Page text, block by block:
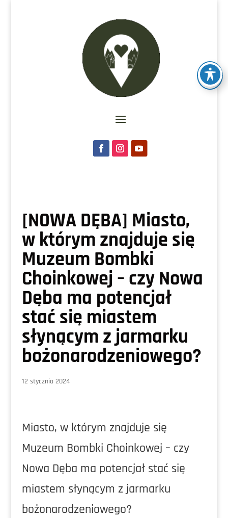
[NOWA DĘBA] Miasto,
w którym znajduje się
Muzeum Bombki
Choinkowej – czy Nowa
Dęba ma potencjał
stać się miastem
słynącym z jarmarku
bożonarodzeniowego?
12 stycznia 2024
Miasto, w którym znajduje się
Muzeum Bombki Choinkowej – czy
Nowa Dęba ma potencjał stać się
miastem słynącym z jarmarku
bożonarodzeniowego?